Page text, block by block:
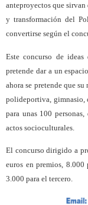
anteproyectos que
y transformación del
convertirse según el
Este concurso de
pretende dar a un
ahora se pretende que
polideportiva, gimnasio,
para unas 100
actos socioculturales.
El concurso dirigido a
euros en premios,
3.000 para el tercero.